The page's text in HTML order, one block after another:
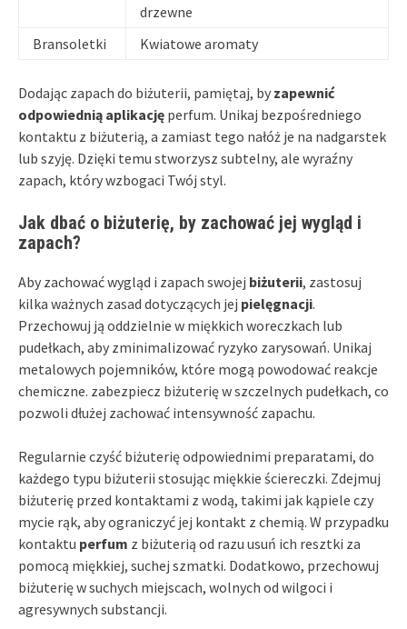
drzewne
Bransoletki
Kwiatowe aromaty
Dodając zapach do biżuterii, pamiętaj, by zapewnić
odpowiednią aplikację perfum. Unikaj bezpośredniego
kontaktu z biżuterią, a zamiast tego nałóż je na nadgarstek
lub szyję. Dzięki temu stworzysz subtelny, ale wyraźny
zapach, który wzbogaci Twój styl.
Jak dbać o biżuterię, by zachować jej wygląd i
zapach?
Aby zachować wygląd i zapach swojej biżuterii, zastosuj
kilka ważnych zasad dotyczących jej pielęgnacji.
Przechowuj ją oddzielnie w miękkich woreczkach lub
pudełkach, aby zminimalizować ryzyko zarysowań. Unikaj
metalowych pojemników, które mogą powodować reakcje
chemiczne. zabezpiecz biżuterię w szczelnych pudełkach, co
pozwoli dłużej zachować intensywność zapachu.
Regularnie czyść biżuterię odpowiednimi preparatami, do
każdego typu biżuterii stosując miękkie ściereczki. Zdejmuj
biżuterię przed kontaktami z wodą, takimi jak kąpiele czy
mycie rąk, aby ograniczyć jej kontakt z chemią. W przypadku
kontaktu perfum z biżuterią od razu usuń ich resztki za
pomocą miękkiej, suchej szmatki. Dodatkowo, przechowuj
biżuterię w suchych miejscach, wolnych od wilgoci i
agresywnych substancji.